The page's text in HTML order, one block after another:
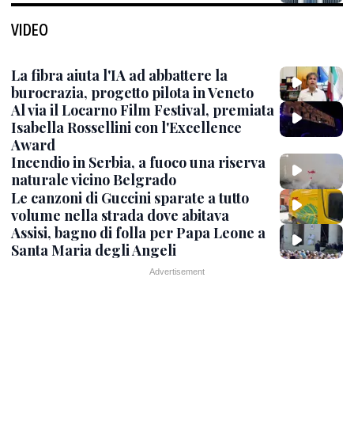
VIDEO
La fibra aiuta l'IA ad abbattere la
burocrazia, progetto pilota in Veneto
Al via il Locarno Film Festival, premiata
Isabella Rossellini con l'Excellence
Award
Incendio in Serbia, a fuoco una riserva
naturale vicino Belgrado
Le canzoni di Guccini sparate a tutto
volume nella strada dove abitava
Assisi, bagno di folla per Papa Leone a
Santa Maria degli Angeli